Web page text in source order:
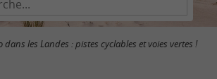
dans les Landes : pistes cyclables et voies vertes !